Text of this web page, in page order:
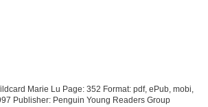
Marie Lu Page: 352 Format: pdf, ePub, mobi,
Publisher: Penguin Young Readers Group